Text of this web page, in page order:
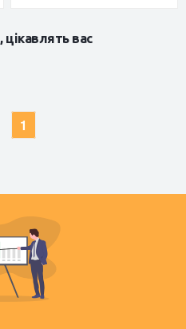
цікавлять вас
1